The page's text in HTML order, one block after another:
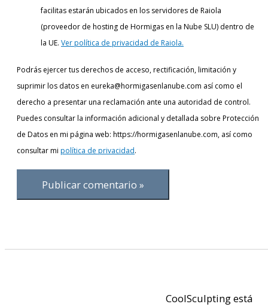
facilitas estarán ubicados en los servidores de Raiola
(proveedor de hosting de Hormigas en la Nube SLU) dentro de
la UE. Ver política de privacidad de Raiola.
Podrás ejercer tus derechos de acceso, rectificación, limitación y
suprimir los datos en eureka@hormigasenlanube.com así como el
derecho a presentar una reclamación ante una autoridad de control.
Puedes consultar la información adicional y detallada sobre Protección
de Datos en mi página web: https://hormigasenlanube.com, así como
consultar mi política de privacidad.
CoolSculpting está